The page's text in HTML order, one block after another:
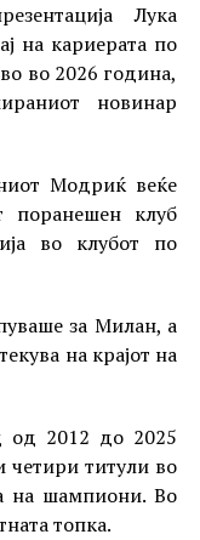
Лука
на кариерата по
во 2026 година,
новинар
Модриќ веќе
поранешен клуб
во клубот по
за Милан, а
на крајот на
од 2012 до 2025
титули во
на шампиони. Во
топка.